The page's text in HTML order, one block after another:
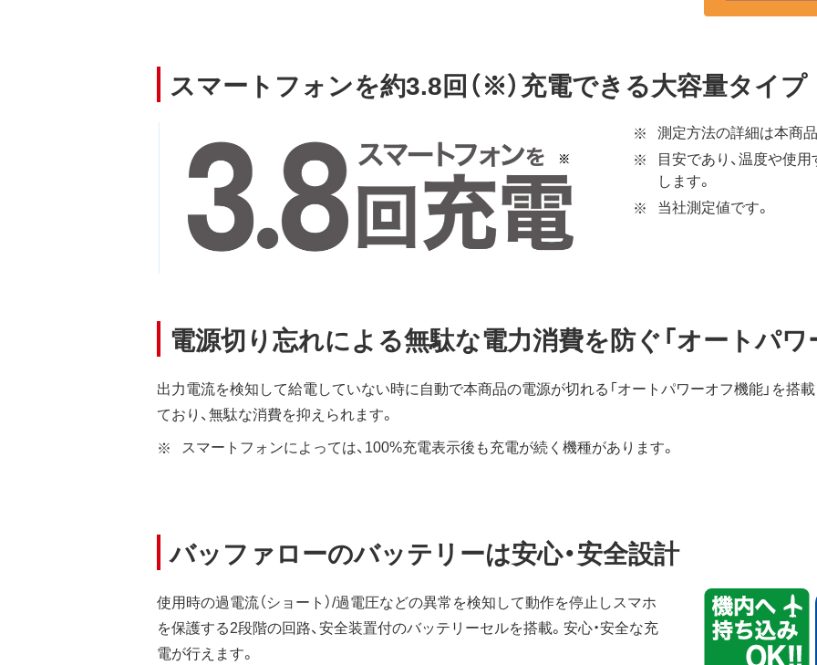
スマートフォンを約3.8回（※）充電できる大容量タイプ
測定方法の詳細は本商
目安であり、温度や使
します。
当社測定値です。
電源切り忘れによる無駄な電力消費を防ぐ「オートパワ
出力電流を検知して給電していない時に自動で本商品の電源が切れる「オートパワーオフ機能」を搭
ており、無駄な消費を抑えられます。
スマートフォンによっては、100%充電表示後も充電が続く機種があります。
バッファローのバッテリーは安心・安全設計
使用時の過電流（ショート）/過電圧などの異常を検知して動作を停止しスマホ
を保護する2段階の回路、安全装置付のバッテリーセルを搭載。安心・安全な充
電が行えます。